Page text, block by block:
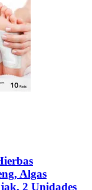
Algas
2 Unidades